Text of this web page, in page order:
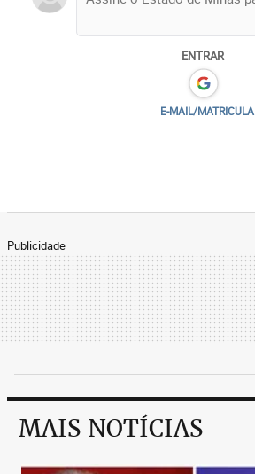
ENTRAR
E-MAIL/MATRICULA
Publicidade
MAIS NOTÍCIAS